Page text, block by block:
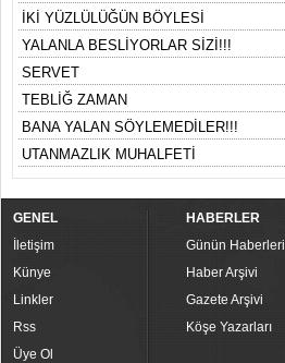
İKİ YÜZLÜLÜĞÜN BÖYLESİ
YALANLA BESLİYORLAR SİZİ!!!
SERVET
TEBLİĞ ZAMAN
BANA YALAN SÖYLEMEDİLER!!!
UTANMAZLIK MUHALFETİ
GENEL
İletişim
Künye
Linkler
Rss
Üye Ol
HABERLER
Günün Haberleri
Haber Arşivi
Gazete Arşivi
Köşe Yazarları